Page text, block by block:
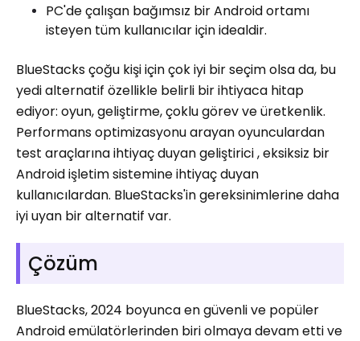
PC'de çalışan bağımsız bir Android ortamı
isteyen tüm kullanıcılar için idealdir.
BlueStacks çoğu kişi için çok iyi bir seçim olsa da, bu
yedi alternatif özellikle belirli bir ihtiyaca hitap
ediyor: oyun, geliştirme, çoklu görev ve üretkenlik.
Performans optimizasyonu arayan oyunculardan
test araçlarına ihtiyaç duyan geliştirici , eksiksiz bir
Android işletim sistemine ihtiyaç duyan
kullanıcılardan. BlueStacks'in gereksinimlerine daha
iyi uyan bir alternatif var.
Çözüm
BlueStacks, 2024 boyunca en güvenli ve popüler
Android emülatörlerinden biri olmaya devam etti ve